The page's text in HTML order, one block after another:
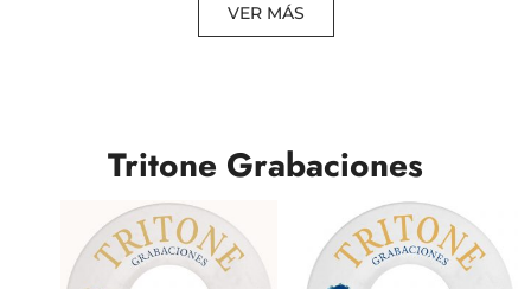
VER MÁS
Tritone Grabaciones